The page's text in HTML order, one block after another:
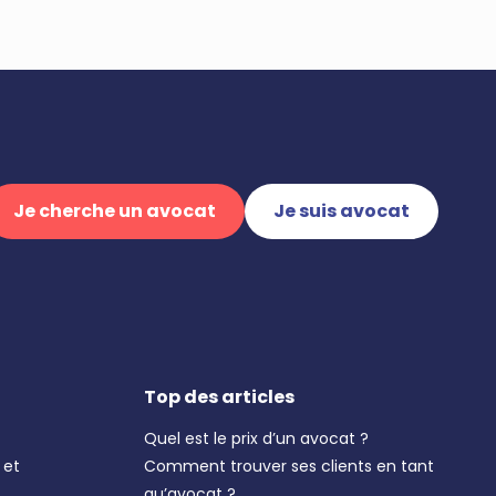
Je cherche un avocat Je suis avocat
et
Top des articles
Quel est le prix d’un avocat ?
Comment trouver ses clients en tant